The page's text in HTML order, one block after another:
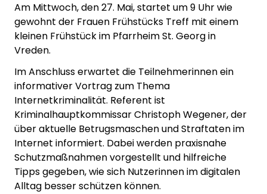
Am Mittwoch, den 27. Mai, startet um 9 Uhr wie
gewohnt der Frauen Frühstücks Treff mit einem
kleinen Frühstück im Pfarrheim St. Georg in
Vreden.
Im Anschluss erwartet die Teilnehmerinnen ein
informativer Vortrag zum Thema
Internetkriminalität. Referent ist
Kriminalhauptkommissar Christoph Wegener, der
über aktuelle Betrugsmaschen und Straftaten im
Internet informiert. Dabei werden praxisnahe
Schutzmaßnahmen vorgestellt und hilfreiche
Tipps gegeben, wie sich Nutzerinnen im digitalen
Alltag besser schützen können.